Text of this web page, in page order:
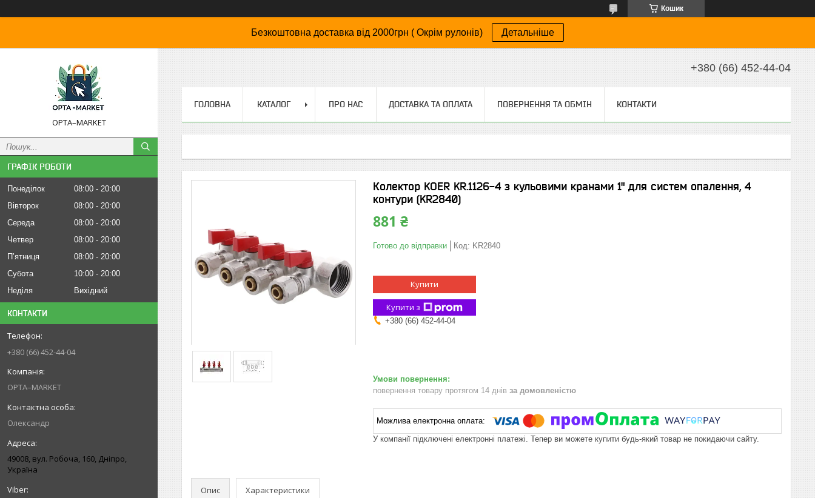
Кошик
Безкоштовна доставка від 2000грн ( Окрім рулонів) Детальніше
OPTA–MARKET
ГРАФІК РОБОТИ
Понеділок 08:00
20:00
Вівторок
08:00
20:00
Середа
08:00
20:00
Четвер
08:00
20:00
Пʼятниця
08:00
20:00
Субота
10:00
20:00
Неділя
Вихідний
КОНТАКТИ
+380 (66) 452-44-04
OPTA–MARKET
Олександр
49008, вул. Робоча, 160, Дніпро,
Україна
+380 (66) 452-44-04
ГОЛОВНА КАТАЛОГ ПРО НАС ДОСТАВКА ТА ОПЛАТА ПОВЕРНЕННЯ ТА ОБМІН КОНТАКТИ
Колектор KOER KR.1126-4 з кульовими кранами 1" для систем опалення, 4
контури (KR2840)
881 ₴
Готово до відправки Код: KR2840
Купити
Купити з
+380 (66) 452-44-04
повернення товару протягом 14 днів за домовленістю
У компанії підключені електронні платежі. Тепер ви можете купити будь-який товар не покидаючи сайту.
Опис Характеристики